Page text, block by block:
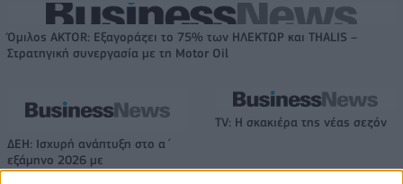
Όμιλος AKTOR: Εξαγοράζει το 75% των ΗΛΕΚΤΩΡ και THALIS –
Στρατηγική συνεργασία με τη Motor Oil
ΔΕΗ: Ισχυρή ανάπτυξη στο α΄
εξάμηνο 2026 με
προσαρμοσμένο EBITDA στα 1,2
TV: Η σκακιέρα της νέας σεζόν